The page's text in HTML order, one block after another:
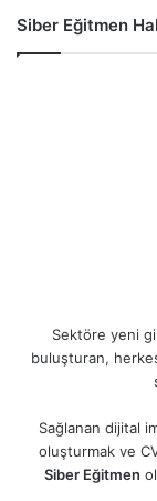
Siber Eğitmen
Sektöre yeni
buluşturan,
Sağlanan dijital
oluşturmak ve
Siber Eğitmen